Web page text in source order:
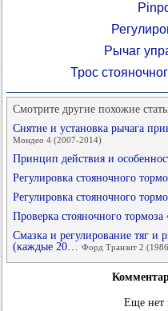
Рычаг
Трос
Смотрите другие похожие
Снятие и установка рычага
Мондео 4 (2007-2014)
Принцип действия и
Регулировка стояночного
Регулировка стояночного
Проверка стояночного тормоза
Смазка и регулирование тяг и
(каждые 20… Форд Транзит 2
Еще нет